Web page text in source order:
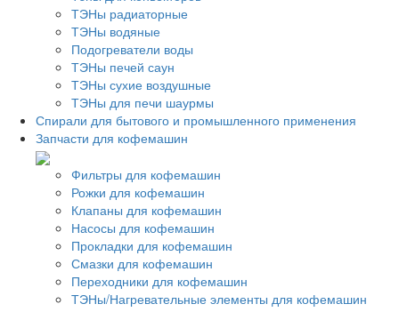
ТЭНы радиаторные
ТЭНы водяные
Подогреватели воды
ТЭНы печей саун
ТЭНы сухие воздушные
ТЭНы для печи шаурмы
Спирали для бытового и промышленного применения
Запчасти для кофемашин
Фильтры для кофемашин
Рожки для кофемашин
Клапаны для кофемашин
Насосы для кофемашин
Прокладки для кофемашин
Смазки для кофемашин
Переходники для кофемашин
ТЭНы/Нагревательные элементы для кофемашин